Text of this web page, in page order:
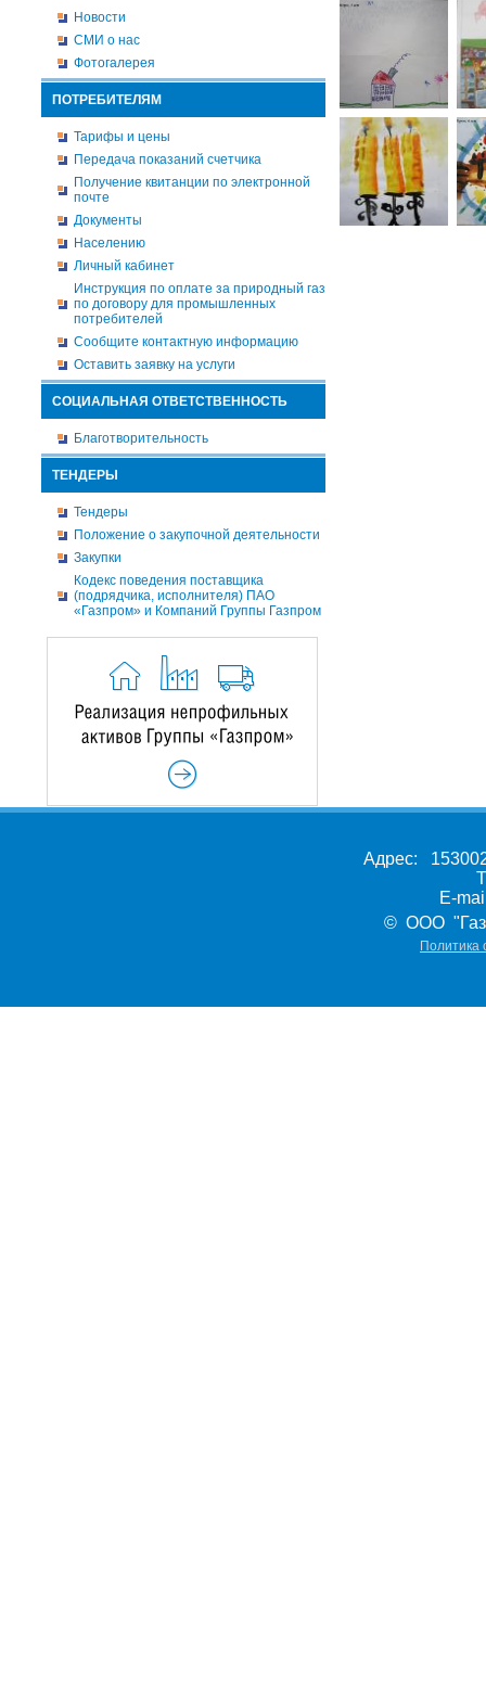
Новости
СМИ о нас
Фотогалерея
ПОТРЕБИТЕЛЯМ
Тарифы и цены
Передача показаний счетчика
Получение квитанции по электронной
почте
Документы
Населению
Личный кабинет
Инструкция по оплате за природный газ
по договору для промышленных
потребителей
Сообщите контактную информацию
Оставить заявку на услуги
СОЦИАЛЬНАЯ ОТВЕТСТВЕННОСТЬ
Благотворительность
ТЕНДЕРЫ
Тендеры
Положение о закупочной деятельности
Закупки
Кодекс поведения поставщика
(подрядчика, исполнителя) ПАО
«Газпром» и Компаний Группы Газпром
Адрес:
E-
© ООО
Политика